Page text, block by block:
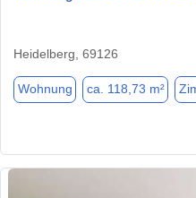
Heidelberg, 69126
Wohnung ca. 118,73 m²